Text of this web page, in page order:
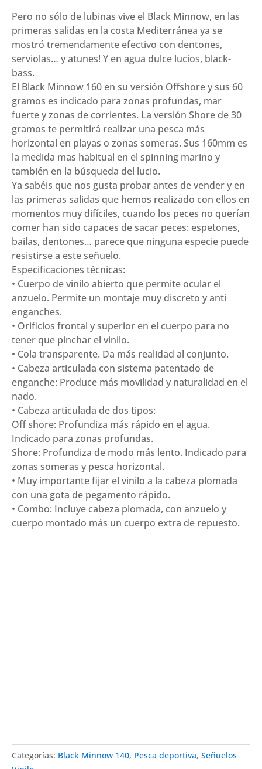
Pero no sólo de lubinas vive el Black Minnow, en las
primeras salidas en la costa Mediterránea ya se
mostró tremendamente efectivo con dentones,
serviolas… y atunes! Y en agua dulce lucios, black-
bass.
El Black Minnow 160 en su versión Offshore y sus 60
gramos es indicado para zonas profundas, mar
fuerte y zonas de corrientes. La versión Shore de 30
gramos te permitirá realizar una pesca más
horizontal en playas o zonas someras. Sus 160mm es
la medida mas habitual en el spinning marino y
también en la búsqueda del lucio.
Ya sabéis que nos gusta probar antes de vender y en
las primeras salidas que hemos realizado con ellos en
momentos muy difíciles, cuando los peces no querían
comer han sido capaces de sacar peces: espetones,
bailas, dentones… parece que ninguna especie puede
resistirse a este señuelo.
Especificaciones técnicas:
• Cuerpo de vinilo abierto que permite ocular el
anzuelo. Permite un montaje muy discreto y anti
enganches.
• Orificios frontal y superior en el cuerpo para no
tener que pinchar el vinilo.
• Cola transparente. Da más realidad al conjunto.
• Cabeza articulada con sistema patentado de
enganche: Produce más movilidad y naturalidad en el
nado.
• Cabeza articulada de dos tipos:
Off shore: Profundiza más rápido en el agua.
Indicado para zonas profundas.
Shore: Profundiza de modo más lento. Indicado para
zonas someras y pesca horizontal.
• Muy importante fijar el vinilo a la cabeza plomada
con una gota de pegamento rápido.
• Combo: Incluye cabeza plomada, con anzuelo y
cuerpo montado más un cuerpo extra de repuesto.
Categorías: Black Minnow 140, Pesca deportiva, Señuelos